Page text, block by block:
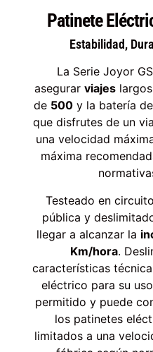
Patinete
Estabilidad,
La Serie Joyor
asegurar viajes
de 500y la batería de
que disfrutes de un
una velocidad
máxima
Testeado en
pública y
llegar a alcanzar la
Km/hora.
características
eléctrico para su
permitido y puede
los patinetes
limitados a una